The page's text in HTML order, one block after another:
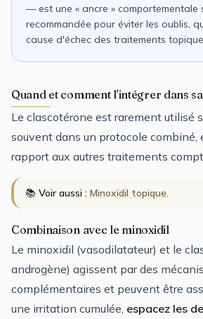
— est une « ancre » comportementale
recommandée pour éviter les oublis,
cause d'échec des traitements
Quand et comment l'intégrer dans
Le clascotérone est rarement utilisé
souvent dans un protocole combiné,
rapport aux autres traitements
📚 Voir aussi : Minoxidil topique.
Combinaison avec le minoxidil
Le minoxidil (vasodilatateur) et le
androgène) agissent par des
complémentaires et peuvent être
une irritation cumulée, espacez les